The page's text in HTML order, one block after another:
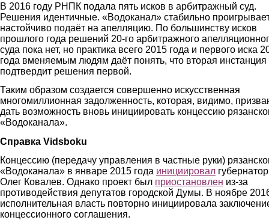
В 2016 году РНПК подала пять исков в арбитражный суд.
Решения идентичные. «Водоканал» стабильно
настойчиво подаёт на апелляцию. По большинству исков
прошлого года решений 20-го арбитражного
суда пока нет, но практика всего 2015 года и первого иска
года вменяемым людям даёт понять, что вторая инстанция
подтвердит решения первой.
Таким образом создается совершенно искусственная
многомиллионная задолженность, которая, видимо,
дать возможность вновь инициировать концессию
«Водоканала».
Справка Vidsboku
Концессию (передачу управления в частные руки)
«Водоканала» в январе 2015 года инициировал губернатор
Олег Ковалев. Однако проект был приостановлен из-за
противодействия депутатов городской Думы. В ноябре
исполнительная власть повторно инициировала
концессионного соглашения.